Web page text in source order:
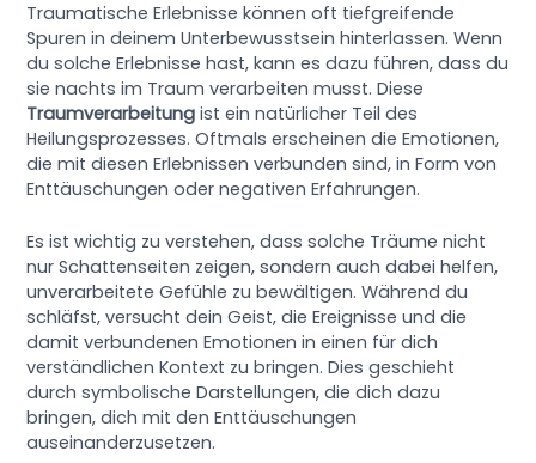
Traumatische Erlebnisse können oft tiefgreifende
Spuren in deinem Unterbewusstsein hinterlassen. Wenn
du solche Erlebnisse hast, kann es dazu führen, dass du
sie nachts im Traum verarbeiten musst. Diese
Traumverarbeitung ist ein natürlicher Teil des
Heilungsprozesses. Oftmals erscheinen die Emotionen,
die mit diesen Erlebnissen verbunden sind, in Form von
Enttäuschungen oder negativen Erfahrungen.
Es ist wichtig zu verstehen, dass solche Träume nicht
nur Schattenseiten zeigen, sondern auch dabei helfen,
unverarbeitete Gefühle zu bewältigen. Während du
schläfst, versucht dein Geist, die Ereignisse und die
damit verbundenen Emotionen in einen für dich
verständlichen Kontext zu bringen. Dies geschieht
durch symbolische Darstellungen, die dich dazu
bringen, dich mit den Enttäuschungen
auseinanderzusetzen.